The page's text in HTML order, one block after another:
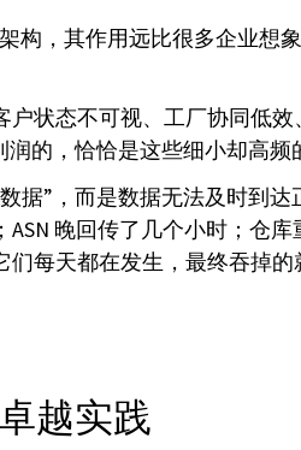
构，其作用远比很多企业
状态不可视、工厂协同低
的，恰恰是这些细小却高频
据”，而是数据无法及时到
晚回传了几个小时；仓
每天都在发生，最终吞掉的
越实践